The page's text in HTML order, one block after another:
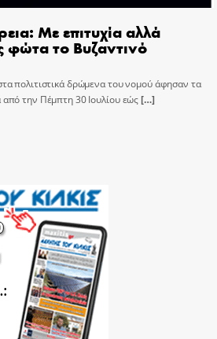
Με επιτυχία αλλά
το Βυζαντινό
πολιτιστικά δρώμενα του νομού άφησαν τα
από την Πέμπτη 30 Ιουλίου εώς[…]